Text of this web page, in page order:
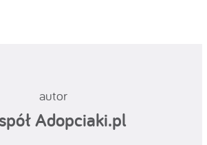
autor
Adopciaki.pl